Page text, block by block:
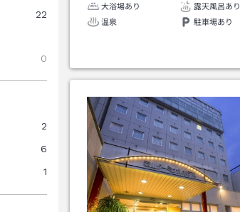
22
0
2
6
1
大浴場あり
露天風呂あり
温泉
駐車場あり